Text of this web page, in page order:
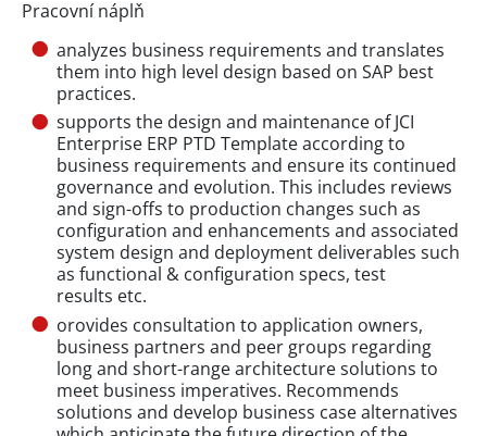
Pracovní náplň
analyzes business requirements and translates
them into high level design based on SAP best
practices.
supports the design and maintenance of JCI
Enterprise ERP PTD Template according to
business requirements and ensure its continued
governance and evolution. This includes reviews
and sign-offs to production changes such as
configuration and enhancements and associated
system design and deployment deliverables such
as functional & configuration specs, test
results etc.
orovides consultation to application owners,
business partners and peer groups regarding
long and short-range architecture solutions to
meet business imperatives. Recommends
solutions and develop business case alternatives